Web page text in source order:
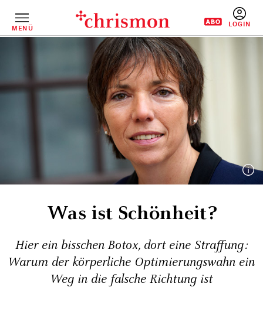
InhaltMENÜ
Was ist Schönheit?
Hier ein bisschen Botox, dort eine Straffung:
Warum der körperliche Optimierungswahn ein
Weg in die falsche Richtung ist